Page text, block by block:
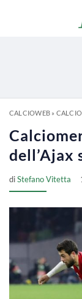
CALCIOWEB»
dell’Ajax
diStefano Vitetta